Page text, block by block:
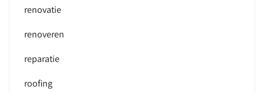
renovatie
renoveren
reparatie
roofing